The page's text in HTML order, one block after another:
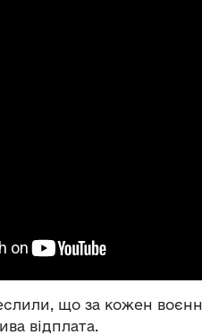
що за кожен
відплата.